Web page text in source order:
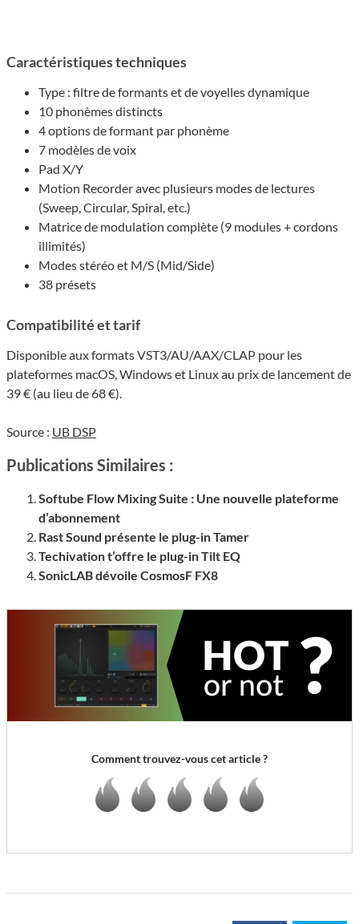
Caractéristiques techniques
Type : filtre de formants et de voyelles dynamique
10 phonèmes distincts
4 options de formant par phonème
7 modèles de voix
Pad X/Y
Motion Recorder avec plusieurs modes de lectures
(Sweep, Circular, Spiral, etc.)
Matrice de modulation complète (9 modules + cordons
illimités)
Modes stéréo et M/S (Mid/Side)
38 présets
Compa­ti­bi­lité et tarif
Disponible aux formats VST3/AU/AAX/CLAP pour les
plateformes macOS, Windows et Linux au prix de lancement de
39 € (au lieu de 68 €).
Source : UB DSP
Publications Similaires :
Softube Flow Mixing Suite : Une nouvelle plateforme
d’abonnement
Rast Sound présente le plug-in Tamer
Techivation t’offre le plug-in Tilt EQ
SonicLAB dévoile CosmosF FX8
Comment trouvez-vous cet article ?